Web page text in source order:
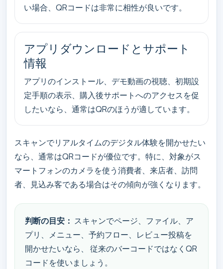
い場合、QRコードは非常に相性が良いです。
アプリダウンロードとサポート
情報
アプリのインストール、デモ動画の視聴、初期設
定手順の表示、購入後サポートへのアクセスを促
したいなら、通常はQRのほうが適しています。
スキャンでリアルタイムのデジタル体験を開かせたい
なら、通常はQRコードが優位です。特に、対象がス
マートフォンのカメラを使う消費者、来店者、訪問
者、見込み客である場合はその傾向が強くなります。
判断の目安： スキャンでページ、ファイル、ア
プリ、メニュー、予約フロー、レビュー投稿を
開かせたいなら、 従来のバーコードではなくQR
コードを使いましょう。